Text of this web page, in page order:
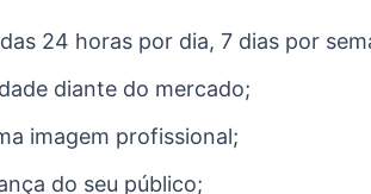
24 horas por dia, 7 dias por
diante do mercado;
imagem profissional;
do seu público;